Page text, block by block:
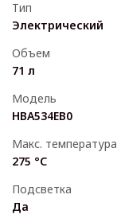
Тип
Электрический
Объем
71 л
Модель
HBA534EB0
Макс. температура
275 °C
Подсветка
Да